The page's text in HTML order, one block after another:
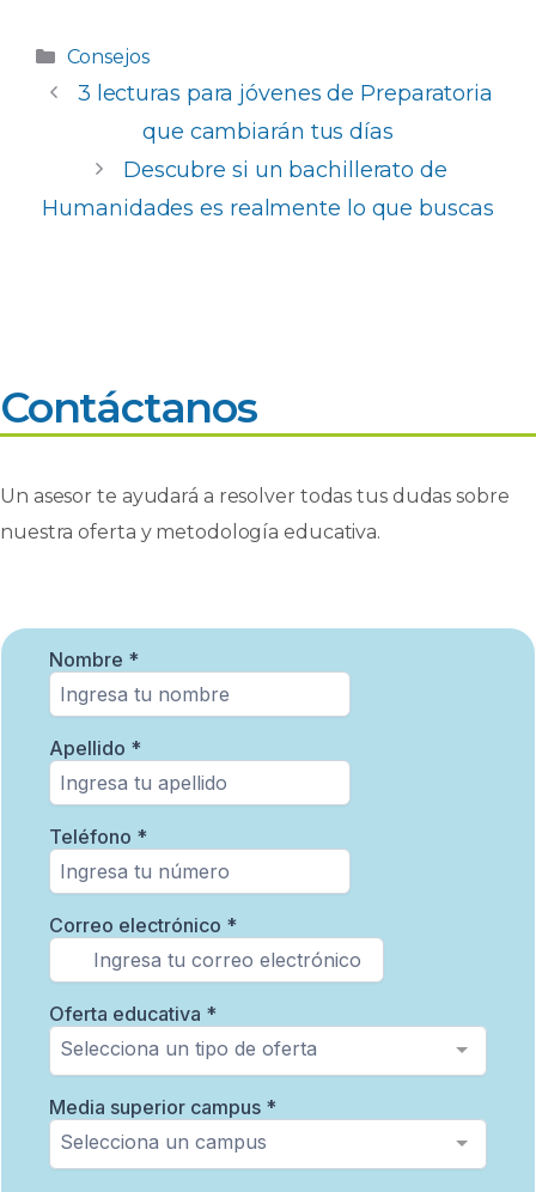
c
e
o
o
a
ts
A
p
p
e
dI
n
p
ar
ti
r
Categorías
Consejos
3 lecturas para jóvenes de Preparatoria
que cambiarán tus días
Descubre si un bachillerato de
Humanidades es realmente lo que buscas
Contáctanos
Un asesor te ayudará a resolver todas tus dudas sobre
nuestra oferta y metodología educativa.